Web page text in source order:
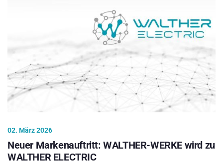
02. März 2026
Neuer Markenauftritt: WALTHER-WERKE wird zu
WALTHER ELECTRIC